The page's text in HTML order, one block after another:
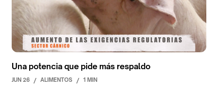
Una potencia que pide más respaldo
JUN 26 / ALIMENTOS / 1 MIN